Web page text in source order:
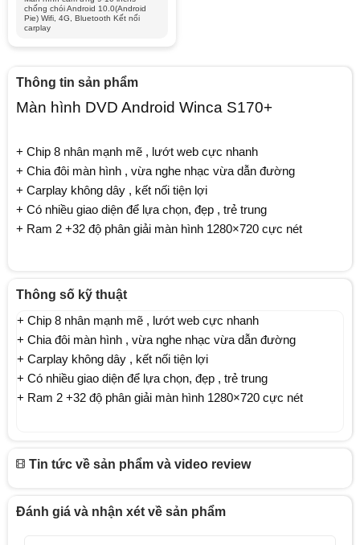
outchống chói Android 10.0(Android
Pie) Wifi, 4G, Bluetooth Kết nối
carplay
Thông tin sản phẩm
Màn hình DVD Android Winca S170+
+ Chip 8 nhân mạnh mẽ , lướt web cực nhanh
+ Chia đôi màn hình , vừa nghe nhạc vừa dẫn đường
+ Carplay không dây , kết nối tiện lợi
+ Có nhiều giao diện để lựa chọn, đẹp , trẻ trung
+ Ram 2 +32 độ phân giải màn hình 1280×720 cực nét
Thông số kỹ thuật
+ Chip 8 nhân mạnh mẽ , lướt web cực nhanh
+ Chia đôi màn hình , vừa nghe nhạc vừa dẫn đường
+ Carplay không dây , kết nối tiện lợi
+ Có nhiều giao diện để lựa chọn, đẹp , trẻ trung
+ Ram 2 +32 độ phân giải màn hình 1280×720 cực nét
Tin tức về sản phẩm và video review
Đánh giá và nhận xét về sản phẩm